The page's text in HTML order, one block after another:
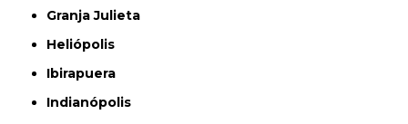
Granja Julieta
Heliópolis
Ibirapuera
Indianópolis